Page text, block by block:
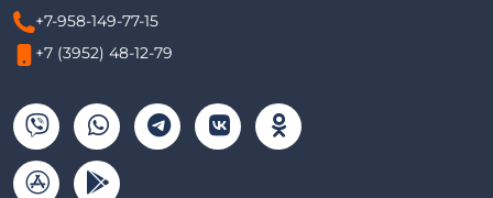
+7-958-149-77-15
+7 (3952) 48-12-79